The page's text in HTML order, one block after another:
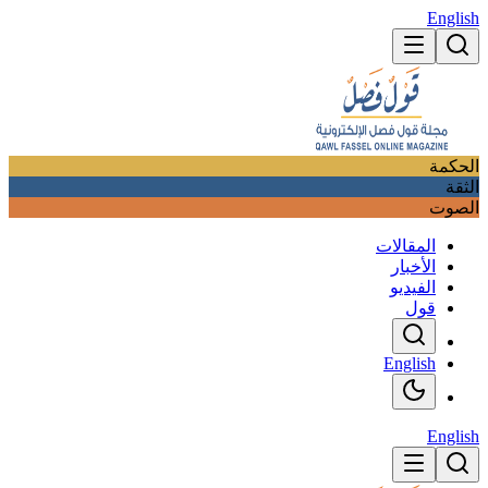
English
الحكمة
الثقة
الصوت
المقالات
الأخبار
الفيديو
قول
English
English